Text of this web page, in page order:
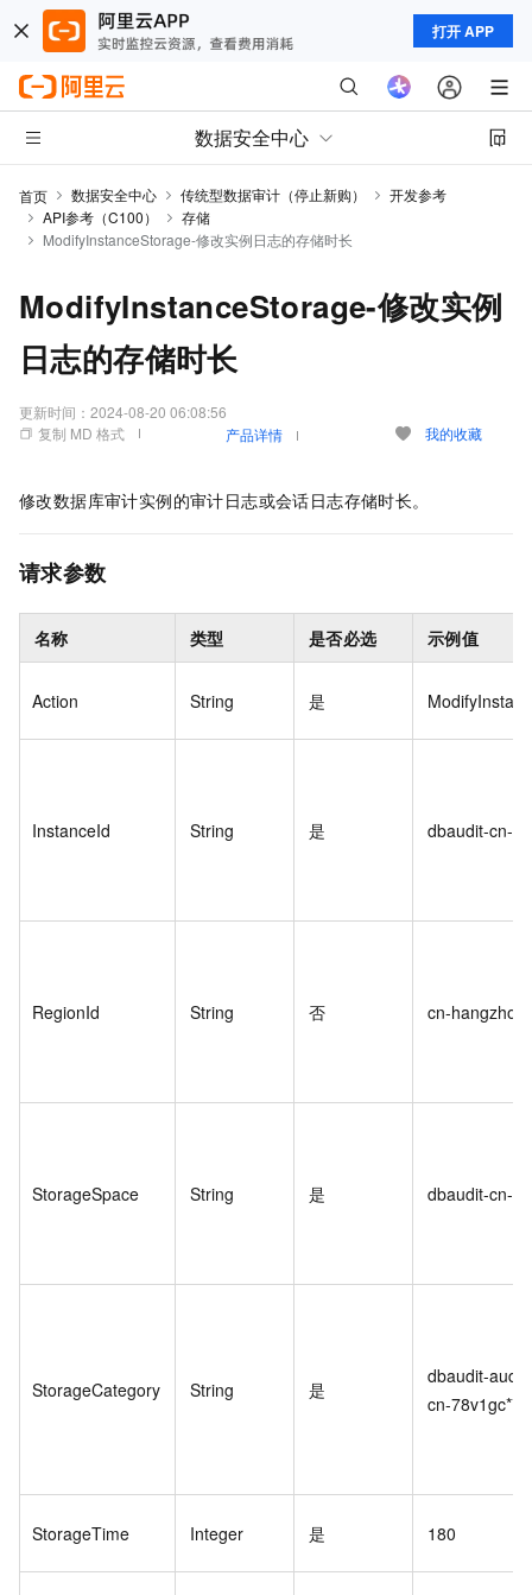
打开 APP
数据安全中心
首页 数据安全中心 传统型数据审计（停止新购）
开发参考
API参考（C100）
存储
ModifyInstanceStorage-修改实例日志的存储时长
ModifyInstanceStorage-修改实例
日志的存储时长
更新时间： 2024-08-20 06:08:56
复制 MD 格式
产品详情 我的收藏
修改数据库审计实例的审计日志或会话日志存储时长。
请求参数
名称 类型 是否必选 示例值
Action String 是
InstanceId String 是 dbaudit-cn-
RegionId String 否 cn-hangzhou
StorageSpace String 是 dbaudit-cn-
StorageCategory String 是
dbaudit-
cn-78v1gc****
StorageTime Integer 是 180